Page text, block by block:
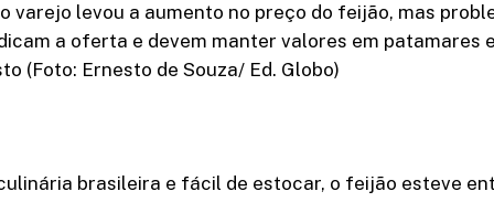
varejo levou a aumento no preço do feijão, mas
a oferta e devem manter valores em patamares
(Foto: Ernesto de Souza/ Ed. Globo)
brasileira e fácil de estocar, o feijão esteve